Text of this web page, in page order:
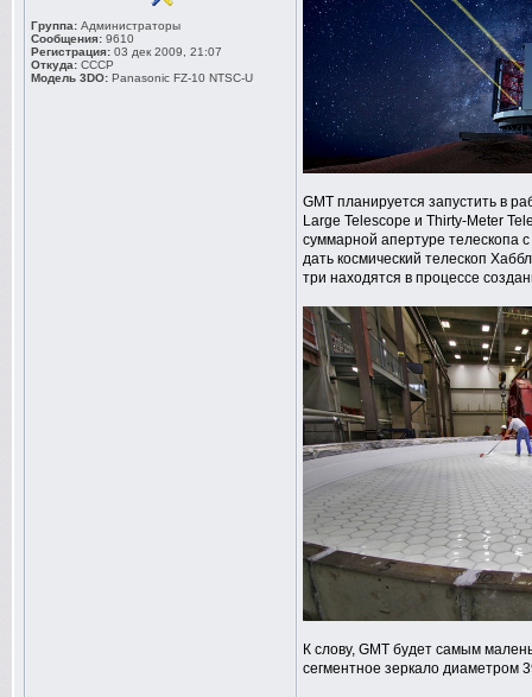
Группа: Администраторы
Сообщения: 9610
Регистрация: 03 дек 2009, 21:07
Откуда: СССР
Модель 3DO: Panasonic FZ-10 NTSC-U
GMT планируется запустить в
Large Telescope и Thirty-Meter
суммарной апертуре телескопа
дать космический телескоп
три находятся в процессе
К слову, GMT будет самым
сегментное зеркало диаметром